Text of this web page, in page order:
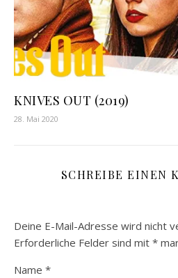
KNIVES OUT (2019)
28. Mai 2020
SCHREIBE EINEN
Deine E-Mail-Adresse wird nicht
Erforderliche Felder sind mit *
Name *